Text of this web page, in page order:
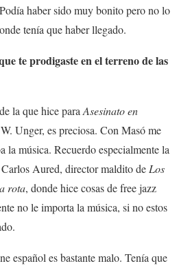
haber sido muy bonito pero no lo
tenía que haber llegado.
te prodigaste en el terreno de las
la que hice para Asesinato en
Unger, es preciosa. Con Masó me
la música. Recuerdo especialmente la
Aured, director maldito de Los
rota, donde hice cosas de free jazz
no le importa la música, si no estos
español es bastante malo. Tenía que